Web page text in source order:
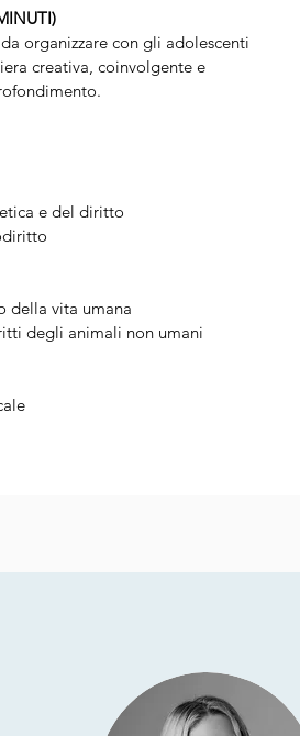
organizzare con gli adolescenti
creativa, coinvolgente e
e del diritto
della vita umana
degli animali non umani